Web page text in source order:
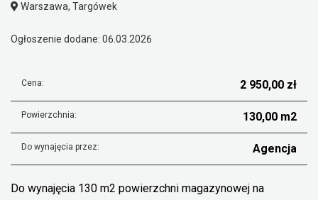
Warszawa, Targówek
Ogłoszenie dodane: 06.03.2026
Cena: 2 950,00 zł
Powierzchnia: 130,00 m2
Do wynajęcia przez: Agencja
Do wynajęcia 130 m2 powierzchni magazynowej na